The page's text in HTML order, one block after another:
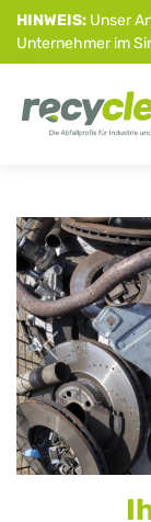
HINWEIS: Unser
Unternehmer im
Previous